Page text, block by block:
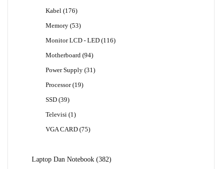
Kabel
176176
Memory 5353
Monitor LCD - LED 116116
Motherboard 9494
Power Supply 31 31
Processor 1919
SSD 3939
Televisi
1 1
VGA CARD 7575
Laptop Dan Notebook 382382